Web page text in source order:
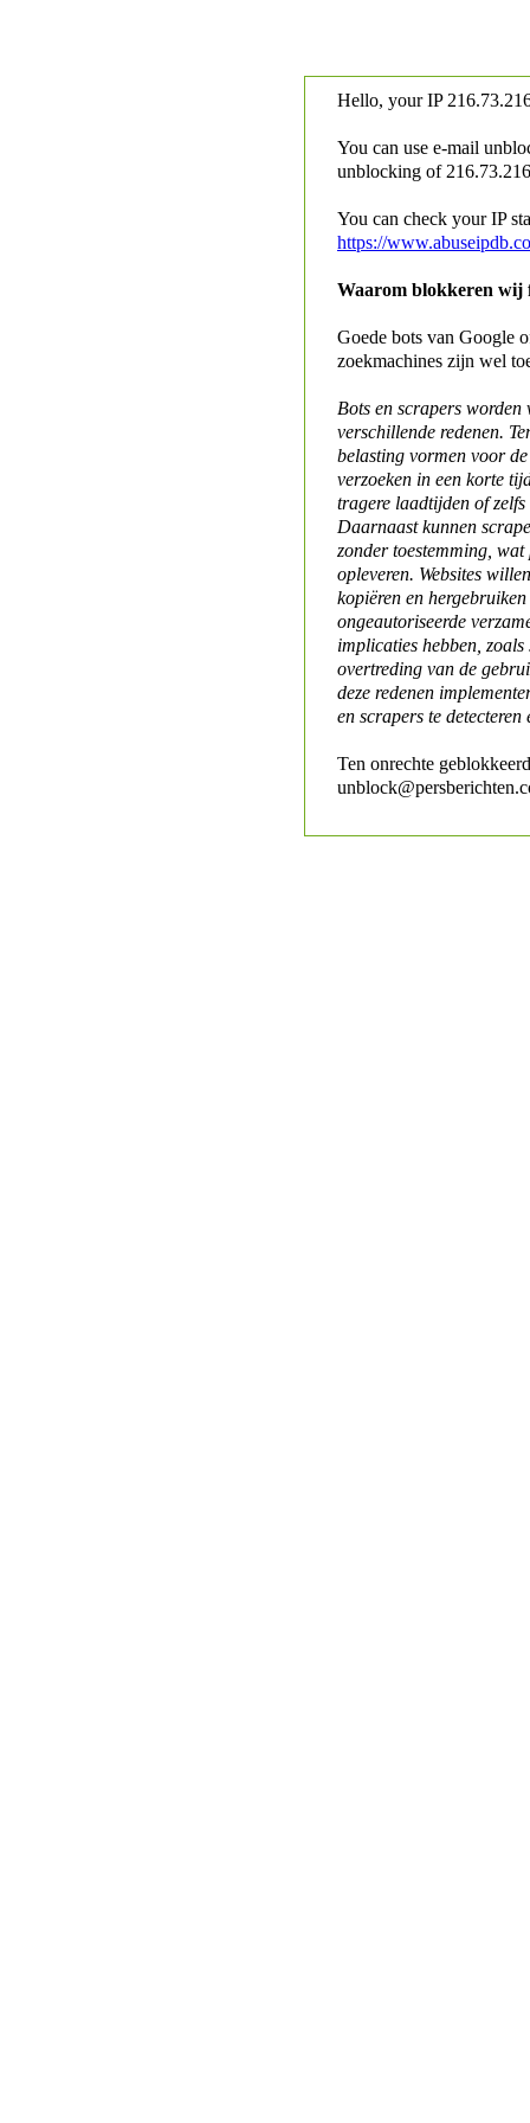
Hello, your IP
You can use e-mail
unblocking of
You can check your IP
https://
Waarom blokkeren wij
Goede bots van Google
zoekmachines zijn wel
Bots en scrapers worden
verschillende redenen.
belasting vormen voor
verzoeken in een korte
tragere laadtijden of
Daarnaast kunnen
zonder toestemming,
opleveren. Websites
kopiëren en
ongeautoriseerde
implicaties hebben,
overtreding van de
deze redenen
en scrapers te detecteren
Ten onrechte